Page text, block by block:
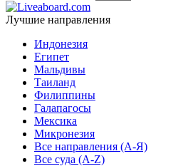
Лучшие направления
Индонезия
Египет
Мальдивы
Таиланд
Филиппины
Галапагосы
Мексика
Микронезия
Все направления (A-Я)
Все суда (A-Z)